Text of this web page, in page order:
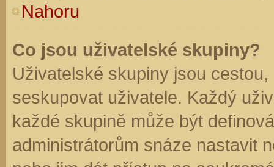
Nahoru
Co jsou uživatelské skupiny?
Uživatelské skupiny jsou
seskupovat uživatele. Každý
každé skupině může být
administrátorům snáze nastavit